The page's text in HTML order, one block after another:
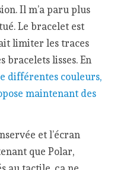
Il m’a paru plus
Le bracelet est
limiter les traces
bracelets lisses. En
différentes couleurs,
maintenant des
et l’écran
que Polar,